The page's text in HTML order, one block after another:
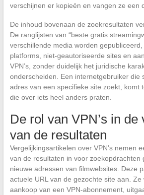
verschijnen er kopieën en vangen ze een
De inhoud bovenaan de zoekresultaten
De ranglijsten van “beste gratis
verschillende media worden
platforms, niet-geautoriseerde sites en
VPN’s, zonder duidelijk het juridische
onderscheiden. Een internetgebruiker die
adres van een specifieke site zoekt, komt
die over iets heel anders praten.
De rol van VPN’s in de
van de resultaten
Vergelijkingsartikelen over VPN’s nemen
van de resultaten in voor zoekopdrachten
nieuwe adressen van filmwebsites. Deze
actuele URL van de gezochte site aan. Ze
aankoop van een VPN-abonnement,